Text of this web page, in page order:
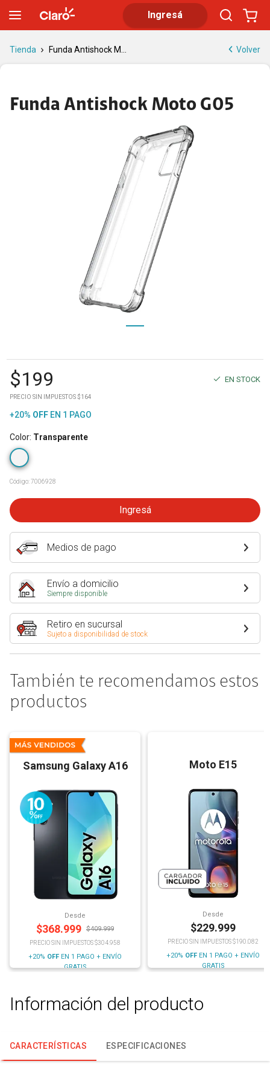
Ingresá
Tienda Funda Antishock M... Volver
Funda Antishock Moto G05
$199 EN STOCK
PRECIO SIN IMPUESTOS $164
+20% OFF EN 1 PAGO
Color: Transparente
Código:7006928
Ingresá
Medios de pago
Envío a domicilio
Siempre disponible
Retiro en sucursal
Sujeto a disponibilidad de stock
También te recomendamos estos
productos
Samsung Galaxy A16
Desde
$368.999 $409.999
PRECIO SIN IMPUESTOS $304.958
+20% OFF EN 1 PAGO + ENVÍO
GRATIS
Moto E15
Desde
$229.999
PRECIO SIN IMPUESTOS $190.082
+20% OFF EN 1 PAGO + ENVÍO
GRATIS
Información del producto
CARACTERÍSTICAS ESPECIFICACIONES
Funda Antishock Moto G05 | Tienda Claro